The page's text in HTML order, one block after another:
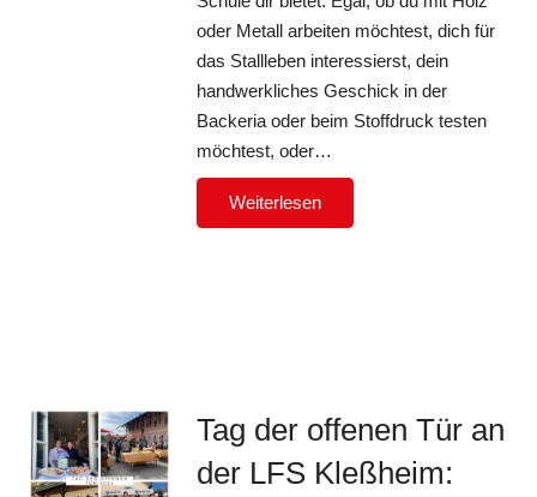
oder Metall arbeiten möchtest, dich für
das Stallleben interessierst, dein
handwerkliches Geschick in der
Backeria oder beim Stoffdruck testen
möchtest, oder…
Weiterlesen
Tag der offenen Tür an
der LFS Kleßheim: